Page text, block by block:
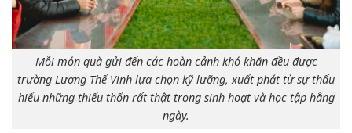
Mỗi món quà gửi đến các hoàn cảnh khó khăn đều được
trường Lương Thế Vinh lựa chọn kỹ lưỡng, xuất phát từ sự thấu
hiểu những thiếu thốn rất thật trong sinh hoạt và học tập hằng
ngày.